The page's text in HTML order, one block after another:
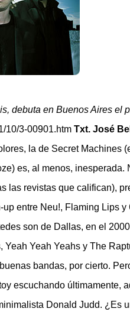
todavía con la cicatriz
debuta en Buenos Aires el
10/3-00901.htm Txt. José
la de Secret Machines
es, al menos, inesperada.
las revistas que califican),
entre Neu!, Flaming Lips
son de Dallas, en el
Yeah Yeahs y The
bandas, por cierto.
escuchando últimamente,
Donald Judd. ¿Es